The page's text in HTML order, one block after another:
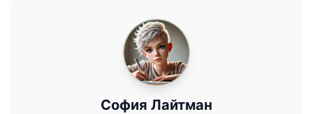
София Лайтман